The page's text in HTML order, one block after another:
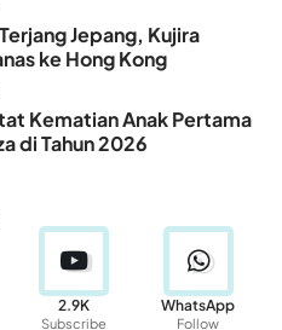
Jepang, Kujira
ke Hong Kong
Kematian Anak Pertama
di Tahun 2026
2.9K
Subscribe
WhatsApp
Follow